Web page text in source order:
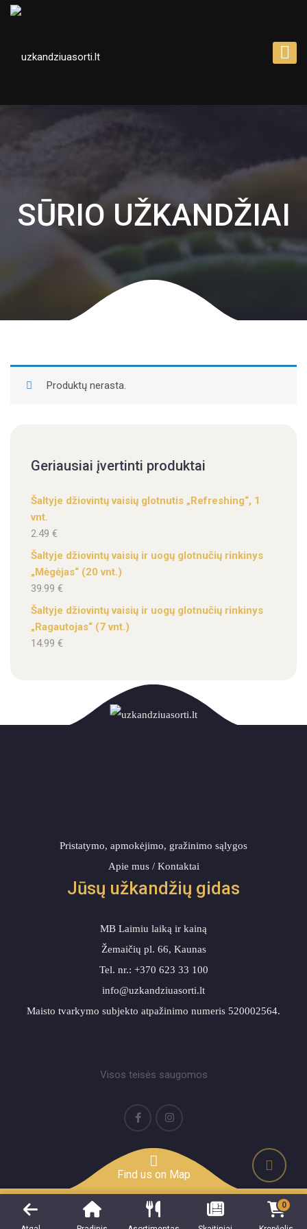
SŪRIO UŽKANDŽIAI
Produktų nerasta.
Geriausiai įvertinti produktai
Šaltyje džiovintų vaisių glotnutis „Refreshing“, 1
vnt.
2.49 €
Šaltyje džiovintų vaisių ir uogų glotnučių rinkinys
„Mėgėjas“ (20 vnt.)
39.99 €
Šaltyje džiovintų vaisių ir uogų glotnučių rinkinys
„Ragautojas“ (7 vnt.)
14.99 €
Pristatymo, apmokėjimo, gražinimo sąlygos
Apie mus / Kontaktai
Jūsų užkandžių gidas
MB Laimiu laiką ir kainą
Žemaičių pl. 66, Kaunas
Tel. nr.: +370 623 33 100
info@uzkandziuasorti.lt
Maisto tvarkymo subjekto atpažinimo numeris 520002564.
Visos teisės saugomos
Find us on Map
0